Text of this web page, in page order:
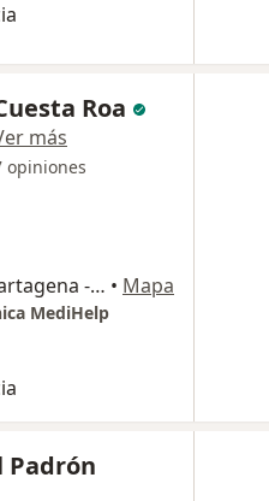
Roa
más
opiniones
Cr. 6A #5 - 101 Bocagrande, Cartagena - Colombia, Cartagena • Mapa
MediHelp
Padrón